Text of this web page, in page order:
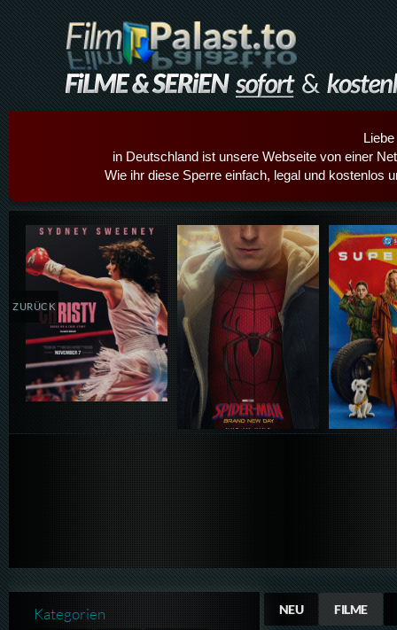
in Deutschland ist unsere Webseite von einer
Wie ihr diese Sperre einfach, legal und kostenlos
Details,Play Details,Play
ZURÜCK
NEU FILME
Kategorien